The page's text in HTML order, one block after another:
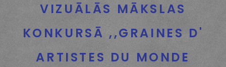
VIZUĀLĀS MĀKSLAS
KONKURSĀ ,,GRAINES D'
ARTISTES DU MONDE